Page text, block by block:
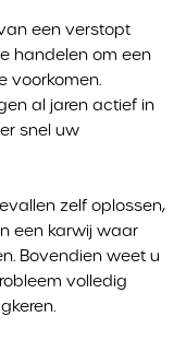
een verstopt
handelen om een
voorkomen.
al jaren actief in
snel uw
zelf oplossen,
een karwij waar
Bovendien weet u
volledig